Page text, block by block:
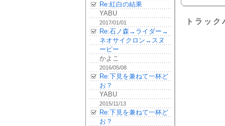
Re:紅白の結果
YABU
2017/01/01
Re:石ノ森→ライダー→
ネオサイクロン→スヌ
ーピー
かよこ
2016/05/08
Re:下見を兼ねて一杯ど
お？
YABU
2015/11/13
Re:下見を兼ねて一杯ど
お？
トラッ